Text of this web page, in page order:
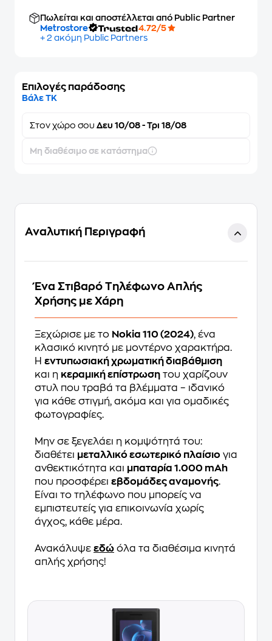
Πωλείται και αποστέλλεται από Public Partner
Metrostore
4.72/5
+ 2 ακόμη Public Partners
Επιλογές παράδοσης
Βάλε ΤΚ
Στον χώρο σου Δευ 10/08 - Τρι 18/08
Μη διαθέσιμο σε κατάστημα
Αναλυτική Περιγραφή
Ένα Στιβαρό Τηλέφωνο Απλής
Χρήσης με Χάρη
Ξεχώρισε με το Nokia 110 (2024), ένα
κλασικό κινητό με μοντέρνο χαρακτήρα.
Η εντυπωσιακή χρωματική διαβάθμιση
και η κεραμική επίστρωση του χαρίζουν
στυλ που τραβά τα βλέμματα – ιδανικό
για κάθε στιγμή, ακόμα και για ομαδικές
φωτογραφίες.
Μην σε ξεγελάει η κομψότητά του:
διαθέτει μεταλλικό εσωτερικό πλαίσιο για
ανθεκτικότητα και μπαταρία 1.000 mAh
που προσφέρει εβδομάδες αναμονής.
Είναι το τηλέφωνο που μπορείς να
εμπιστευτείς για επικοινωνία χωρίς
άγχος, κάθε μέρα.
Ανακάλυψε εδώ όλα τα διαθέσιμα κινητά
απλής χρήσης!